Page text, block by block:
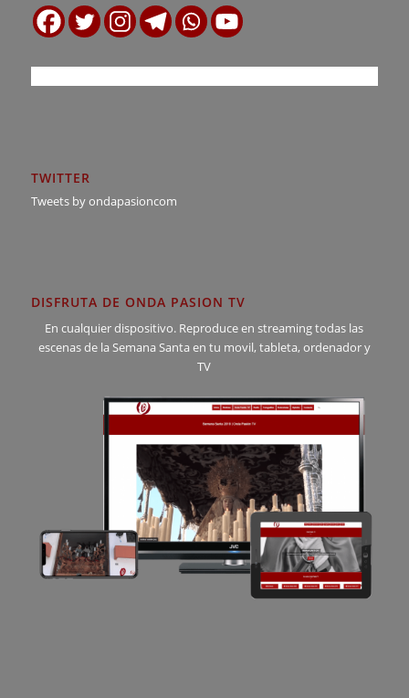
TWITTER
Tweets by ondapasioncom
DISFRUTA DE ONDA PASION TV
En cualquier dispositivo. Reproduce en streaming todas las
escenas de la Semana Santa en tu movil, tableta, ordenador y
TV